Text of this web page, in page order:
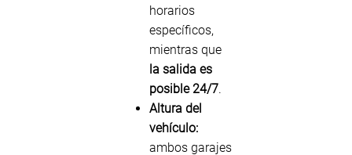
horarios
específicos,
mientras que
la salida es
posible 24/7.
Altura del
vehículo:
ambos garajes